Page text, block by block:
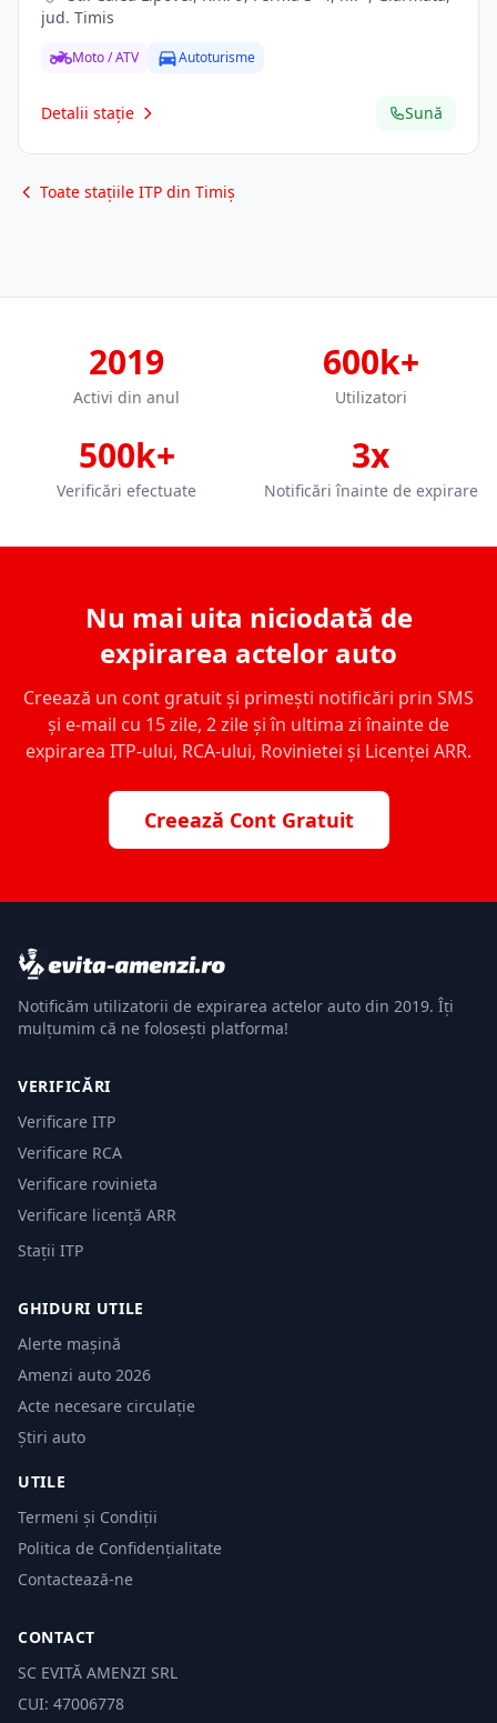
jud. Timis
Moto / ATV Autoturisme
Detalii stație Sună
Toate stațiile ITP din Timiș
2019
Activi din anul
600k+
Utilizatori
500k+
Verificări efectuate
3x
Notificări înainte de expirare
Nu mai uita niciodată de
expirarea actelor auto
Creează un cont gratuit și primești notificări prin SMS
și e-mail cu 15 zile, 2 zile și în ultima zi înainte de
expirarea ITP-ului, RCA-ului, Rovinietei și Licenței ARR.
Creează Cont Gratuit
Notificăm utilizatorii de expirarea actelor auto din 2019. Îți
mulțumim că ne folosești platforma!
VERIFICĂRI
Verificare ITP
Verificare RCA
Verificare rovinieta
Verificare licență ARR
Stații ITP
GHIDURI UTILE
Alerte mașină
Amenzi auto 2026
Acte necesare circulație
Știri auto
UTILE
Termeni și Condiții
Politica de Confidențialitate
Contactează-ne
CONTACT
SC EVITĂ AMENZI SRL
CUI: 47006778